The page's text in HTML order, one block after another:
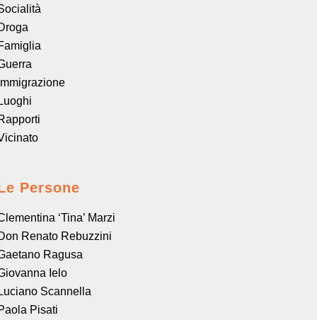
Immigrazione
Luoghi
Persone
‘Tina’ Marzi
Renato Rebuzzini
Ragusa
Ielo
Luciano Scannella
Pisati